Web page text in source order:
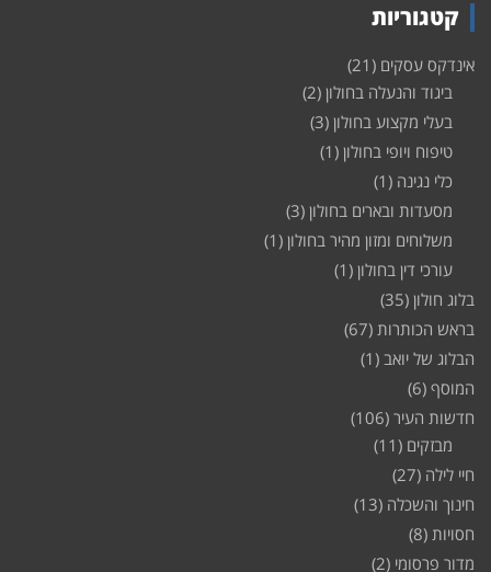
קטגוריות
אינדקס עסקים (21)
ביגוד והנעלה בחולון (2)
בעלי מקצוע בחולון (3)
טיפוח ויופי בחולון (1)
כלי נגינה (1)
מסעדות ובארים בחולון (3)
משלוחים ומזון מהיר בחולון (1)
עורכי דין בחולון (1)
בלוג חולון (35)
בראש הכותרות (67)
הבלוג של יואב (1)
המוסף (6)
חדשות העיר (106)
מבזקים (11)
חיי לילה (27)
חינוך והשכלה (13)
חסויות (8)
מדור פרסומי (2)